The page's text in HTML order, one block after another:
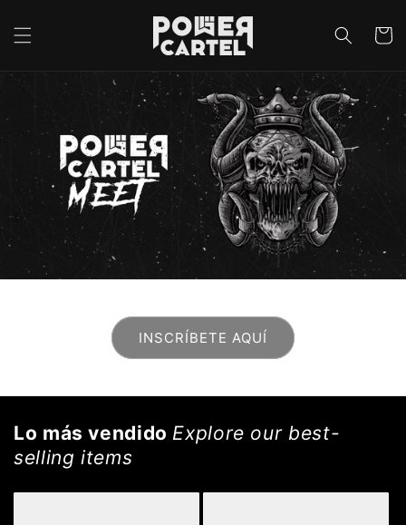
al contenido
Carrito
INSCRÍBETE AQUÍ
Lo más vendido Explore our best-
selling items